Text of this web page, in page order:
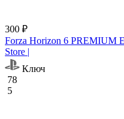
300 ₽
Forza Horizon 6
Store |
Ключ
78
5